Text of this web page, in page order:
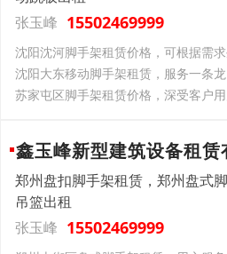
张玉峰 15502469999
沈阳沈河脚手架租赁价格，可根据需
沈阳大东移动脚手架租赁，服务一条
苏家屯区脚手架租赁价格，深受客户
鑫玉峰新型建筑设备租赁
郑州盘扣脚手架租赁，郑州盘式
吊篮出租
张玉峰 15502469999